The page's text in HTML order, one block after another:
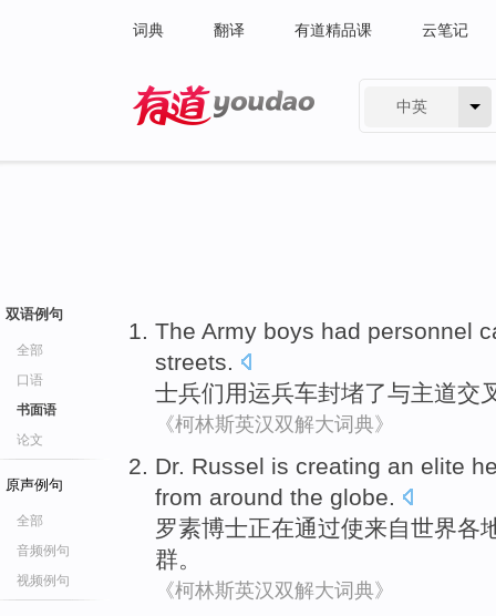
词典 翻译 有道精品课 云笔记
中英
双语例句
全部
口语
书面语
论文
原声例句
全部
音频例句
视频例句
The Army boys had personnel
streets.
士兵们用运兵车封堵了与主道交
《柯林斯英汉双解大词典》
Dr. Russel is creating an elite
from around the globe.
罗素博士正在通过使来自世界各
群。
《柯林斯英汉双解大词典》